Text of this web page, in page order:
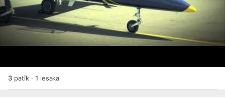
3patīk ·1 iesaka